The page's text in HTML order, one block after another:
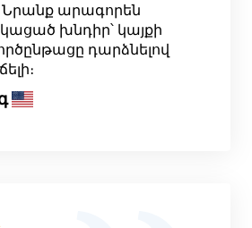
Նրանք արագորեն
խնդիր՝ կայքի
դարձնելով